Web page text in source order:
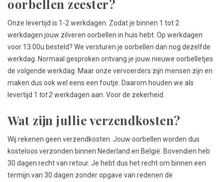
oorbellen zeester?
Onze levertijd is 1-2 werkdagen. Zodat je binnen 1 tot 2
werkdagen jouw zilveren oorbellen in huis hebt. Op werkdagen
voor 13.00u besteld? We versturen je oorbellen dan nog dezelfde
werkdag. Normaal gesproken ontvang je jouw nieuwe oorbelletjes
de volgende werkdag. Maar onze vervoerders zijn mensen zijn en
maken dus ook wel eens een foutje. Daarom houden we als
levertijd 1 tot 2werkdagen aan. Voor de zekerheid.
Wat zijn jullie verzendkosten?
Wij rekenen geen verzendkosten. Jouw oorbellen worden dus
kosteloos verzonden binnen Nederland en België. Bovendien heb
30 dagen recht van retour. Je hebt dus het recht om binnen een
termijn van 30 dagen zonder opgave van redenen de